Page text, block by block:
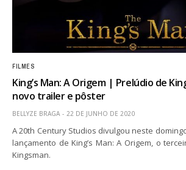
FILMES
King’s Man: A Origem | Prelúdio de
novo trailer e pôster
BELLYZE BRAGA 22 DE JUNHO DE 2020
A 20th Century Studios divulgou neste
lançamento de King’s Man: A Origem, o
Kingsman.